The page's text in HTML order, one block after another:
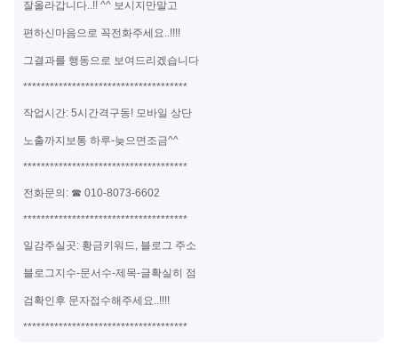
잘올라갑니다..!! ^^ 보시지만말고
편하신마음으로 꼭전화주세요..!!!!
그결과를 행동으로 보여드리겠습니다
*************************************
작업시간: 5시간격구동! 모바일 상단
노출까지보통 하루-늦으면조금^^
*************************************
전화문의: ☎ 010-8073-6602
*************************************
일감주실곳: 황금키워드, 블로그 주소
블로그지수-문서수-제목-글확실히 점
검확인후 문자접수해주세요..!!!!
*************************************